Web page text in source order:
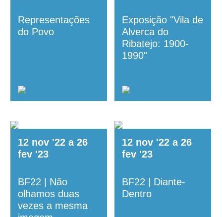
Representações
do Povo
Exposição "Vila de
Alverca do
Ribatejo: 1900-
1990"
12 nov '22 a 26
fev '23
BF22 | Não
olhamos duas
vezes a mesma
12 nov '22 a 26
fev '23
BF22 | Diante-
Dentro